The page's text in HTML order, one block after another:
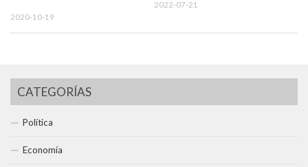
2020-10-19
2022-07-21
CATEGORÍAS
Política
Economía